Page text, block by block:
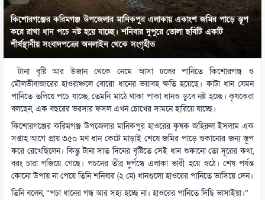
কিশোরগঞ্জের করিমগঞ্জ উপজেলার মানিকপুর এলাকায় একাংশ জমির পাড়ে স্তূপ
করে রাখা ধান পচে নষ্ট হয়ে যাচ্ছে। শনিবার দুপুরে তোলা ছবিটি একটি
শীর্ষস্থানীয় সংবাদপত্রের অনলাইন থেকে সংগৃহীত
টানা বৃষ্টি আর উজান থেকে নেমে আসা ঢলের পানিতে কিশোরগঞ্জ ও
মৌলভীবাজারের হাওরাঞ্চলে বোরো ধানের ভয়াবহ ক্ষতি হয়েছে। কাটা ধান যেমন
পানিতে তলিয়ে পচে যাচ্ছে, তেমনি মাঠে থাকা পাকা ধানও ডুবে নষ্ট হচ্ছে। কৃষকেরা
বলছেন, এক বছরের ভরসার ফসল এখন চোখের সামনে হারিয়ে যাচ্ছে।
কিশোরগঞ্জের করিমগঞ্জ উপজেলার মানিকপুর হাওরের কৃষক জহিরুল ইসলাম এক
সপ্তাহ আগে প্রায় ৩৫০ মণ ধান কেটে মাড়াই শেষে জমির পাড়ে শুকানোর জন্য স্তূপ
করে রেখেছিলেন। কিন্তু টানা সাত দিনের বৃষ্টিতে সেই ধান শুকানো তো দূরের কথা,
বরং চারা গজিয়ে গেছে। পচনের তীব্র দুর্গন্ধে এলাকা ভারী হয়ে ওঠে। শেষ পর্যন্ত
কোনো উপায় না পেয়ে তিনি শনিবার (২ মে) ধানগুলো হাওরের পানিতে ভাসিয়ে দেন।
তিনি বলেন, “পচা ধানের গন্ধ আর সহ্য হচ্ছে না। হাওরের পানিতে দিছি ভাসাইয়া।”